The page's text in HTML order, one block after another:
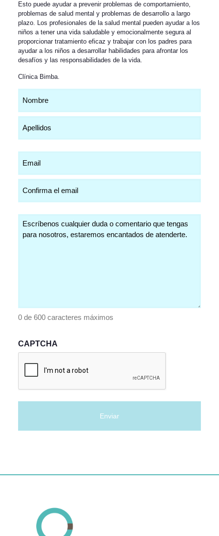
Esto puede ayudar a prevenir problemas de comportamiento,
problemas de salud mental y problemas de desarrollo a largo
plazo. Los profesionales de la salud mental pueden ayudar a los
niños a tener una vida saludable y emocionalmente segura al
proporcionar tratamiento eficaz y trabajar con los padres para
ayudar a los niños a desarrollar habilidades para afrontar los
desafíos y las responsabilidades de la vida.
Clínica Bimba.
(Obligatorio)
(Obligatorio)
(Obligatorio)
0 de 600 caracteres máximos
CAPTCHA